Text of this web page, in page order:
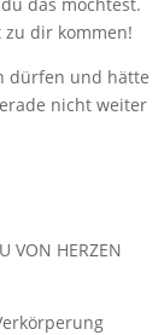
dir kommen!
dürfen und hätte
nicht weiter
VON HERZEN